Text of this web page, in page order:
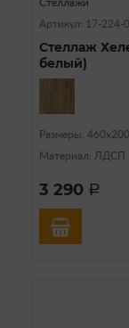
Стеллажи
Артикул: 17-224-
Стеллаж
белый)
Размеры:
Материал: ЛДСП
3 290 a